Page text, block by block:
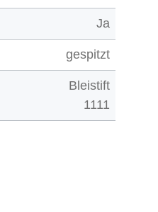
Ja
gespitzt
Bleistift
1111